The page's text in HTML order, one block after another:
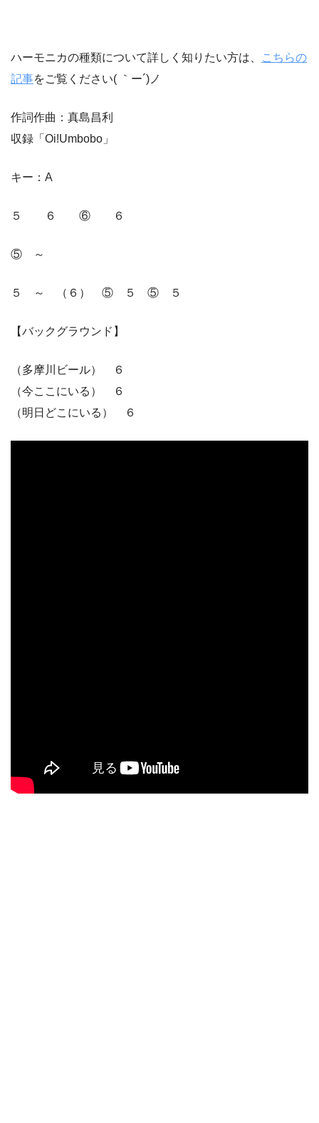
ハーモニカの種類について詳しく知りたい方は、
こちらの
記事をご覧ください( ｀ー´)ノ
作詞作曲：真島昌利
収録「Oi!Umbobo」
キー：A
５ ６ ⑥ ６
⑤ ～
５ ～ （６） ⑤ ５ ⑤ ５
【バックグラウンド】
（多摩川ビール） ６
（今ここにいる） ６
（明日どこにいる） ６